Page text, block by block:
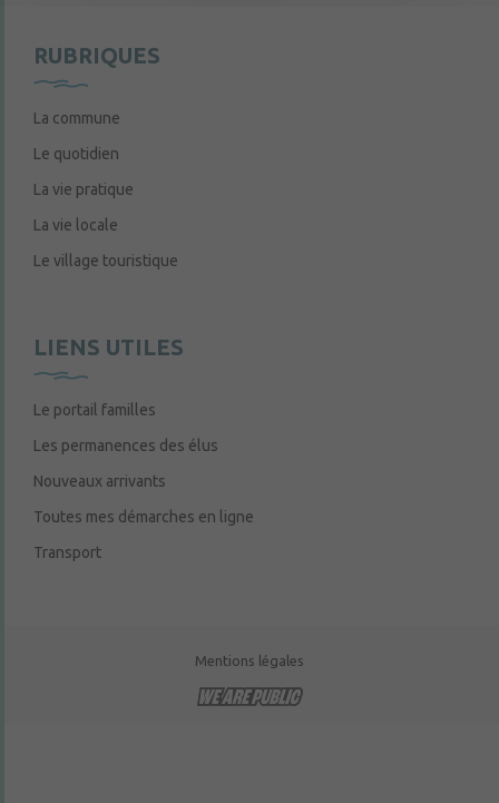
RUBRIQUES
La commune
Le quotidien
La vie pratique
La vie locale
Le village touristique
LIENS UTILES
Le portail familles
Les permanences des élus
Nouveaux arrivants
Toutes mes démarches en ligne
Transport
Mentions légales